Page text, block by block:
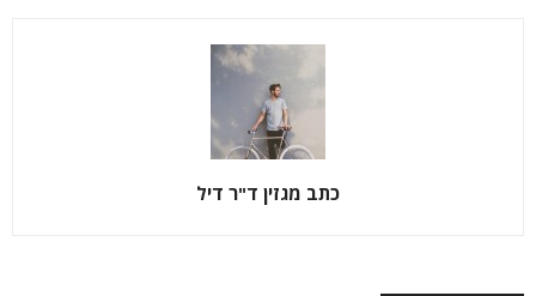
כתב מגזין ד"ר דיל